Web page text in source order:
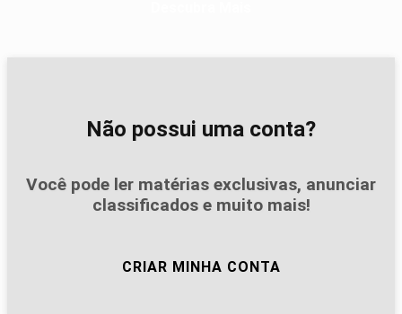
Não possui uma conta?
Você pode ler matérias exclusivas, anunciar
classificados e muito mais!
CRIAR MINHA CONTA